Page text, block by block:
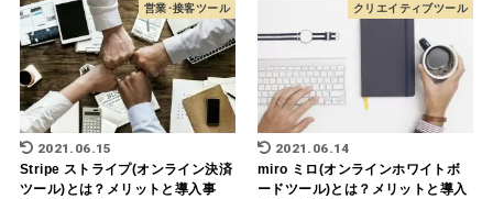
営業･接客ツール
2021.06.15
Stripe ストライプ(オンライン決済
ツール)とは？メリットと導入事
クリエイティブツール
2021.06.14
miro ミロ(オンラインホワイトボ
ードツール)とは？メリットと導入